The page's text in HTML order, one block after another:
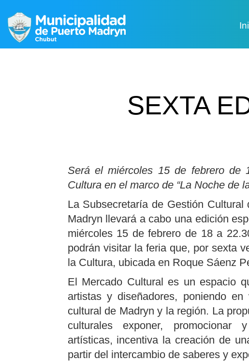
SEXTA
Será el miércoles 15 de febrero
Cultura en el marco de “La Noche de
La Subsecretaría de Gestión
Madryn llevará a cabo una edición
miércoles 15 de febrero de 18 a
podrán visitar la feria que, por sexta
la Cultura, ubicada en Roque Sáenz
El Mercado Cultural es un espacio
artistas y diseñadores, poniendo
cultural de Madryn y la región. La
culturales exponer, promocionar
artísticas, incentiva la creación de
partir del intercambio de saberes y